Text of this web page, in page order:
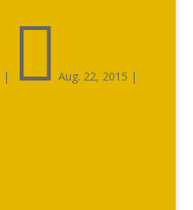
|  Aug. 22, 2015 |